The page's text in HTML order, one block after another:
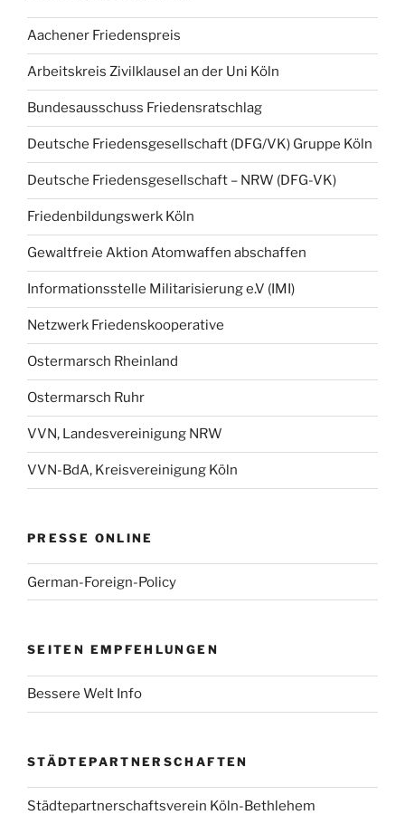
Aachener Friedenspreis
Arbeitskreis Zivilklausel an der Uni Köln
Bundesausschuss Friedensratschlag
Deutsche Friedensgesellschaft (DFG/VK) Gruppe Köln
Deutsche Friedensgesellschaft – NRW (DFG-VK)
Friedenbildungswerk Köln
Gewaltfreie Aktion Atomwaffen abschaffen
Informationsstelle Militarisierung e.V (IMI)
Netzwerk Friedenskooperative
Ostermarsch Rheinland
Ostermarsch Ruhr
VVN, Landesvereinigung NRW
VVN-BdA, Kreisvereinigung Köln
PRESSE ONLINE
German-Foreign-Policy
SEITEN EMPFEHLUNGEN
Bessere Welt Info
STÄDTEPARTNERSCHAFTEN
Städtepartnerschaftsverein Köln-Bethlehem